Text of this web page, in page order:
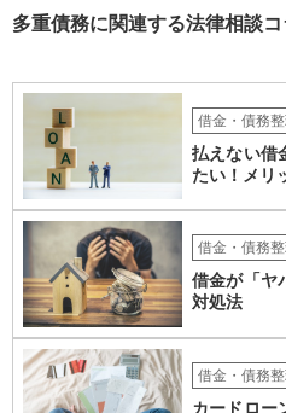
多重債務に関連する法律相談コ
借金・債務
払えない借
たい！メリ
借金・債務
借金が「ヤ
対処法
借金・債務
カードロー